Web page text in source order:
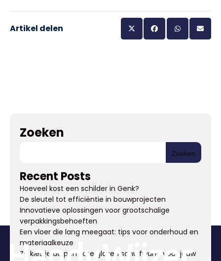
Artikel delen
Zoeken
Zoeken
Recent Posts
Hoeveel kost een schilder in Genk?
De sleutel tot efficiëntie in bouwprojecten
Innovatieve oplossingen voor grootschalige
verpakkingsbehoeften
Een vloer die lang meegaat: tips voor onderhoud en
materiaalkeuze
Zo kies je de perfecte glazen schuifwand voor jouw